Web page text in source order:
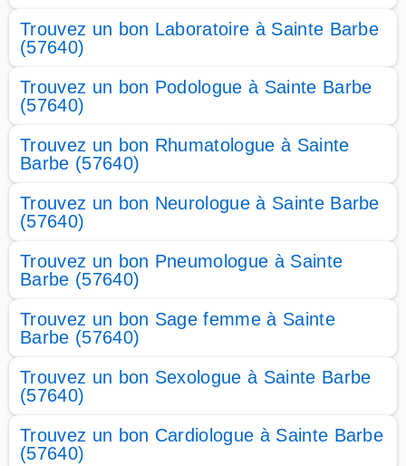
Trouvez un bon Laboratoire à Sainte Barbe
(57640)
Trouvez un bon Podologue à Sainte Barbe
(57640)
Trouvez un bon Rhumatologue à Sainte
Barbe (57640)
Trouvez un bon Neurologue à Sainte Barbe
(57640)
Trouvez un bon Pneumologue à Sainte
Barbe (57640)
Trouvez un bon Sage femme à Sainte
Barbe (57640)
Trouvez un bon Sexologue à Sainte Barbe
(57640)
Trouvez un bon Cardiologue à Sainte Barbe
(57640)